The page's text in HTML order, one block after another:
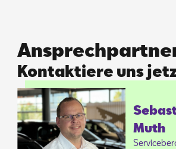
Kontaktiere uns
Muth